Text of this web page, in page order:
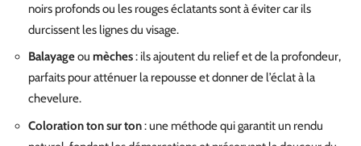
noirs profonds ou les rouges éclatants sont à éviter car ils
durcissent les lignes du visage.
Balayageou mèches: ils ajoutent du relief et de la profondeur,
parfaits pour atténuer la repousse et donner de l’éclat à la
chevelure.
Coloration ton sur ton: une méthode qui garantit un rendu